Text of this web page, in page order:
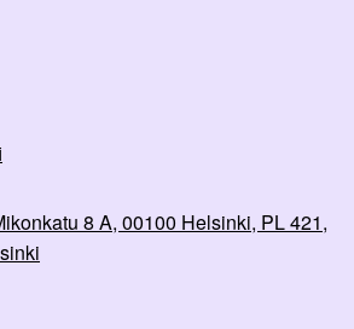
8 A, 00100 Helsinki, PL 421,